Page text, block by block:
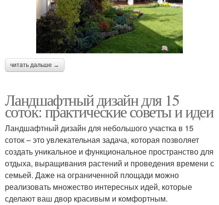
читать дальше →
Ландшафтный дизайн для 15
соток: практические советы и идеи
Ландшафтный дизайн для небольшого участка в 15
соток – это увлекательная задача, которая позволяет
создать уникальное и функциональное пространство для
отдыха, выращивания растений и проведения времени с
семьей. Даже на ограниченной площади можно
реализовать множество интересных идей, которые
сделают ваш двор красивым и комфортным.